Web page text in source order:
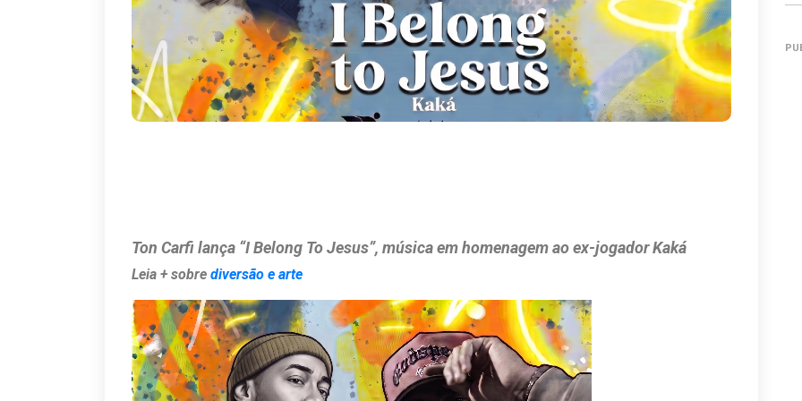
Ton Carfi lança “I Belong To Jesus”, música em homenagem ao ex-jogador Kaká
Leia + sobre diversão e arte